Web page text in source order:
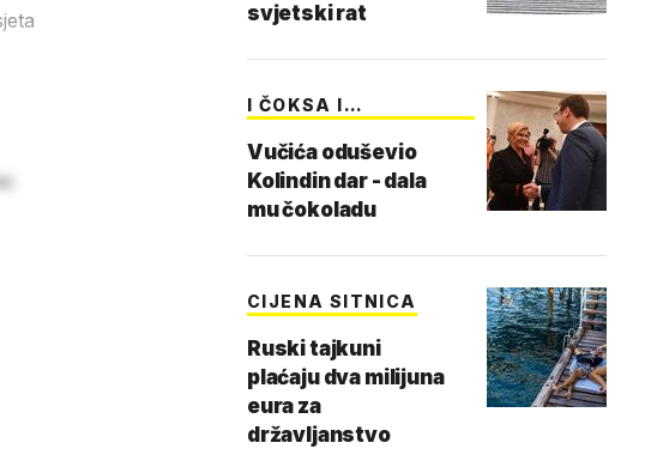
svjetski rat
I ČOKSA I
Vučića oduševio
Kolindin dar - dala
mu čokoladu
CIJENA SITNICA
Ruski tajkuni
plaćaju dva milijuna
eura za
državljanstvo